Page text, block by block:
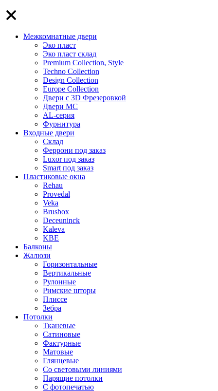
Межкомнатные двери
Эко пласт
Эко пласт склад
Premium Collection, Style
Techno Collection
Design Collection
Europe Collection
Двери с 3D Фрезеровкой
Двери МС
AL-серия
Фурнитура
Входные двери
Склад
Феррони под заказ
Luxor под заказ
Smart под заказ
Пластиковые окна
Rehau
Provedal
Veka
Brusbox
Deceuninck
Kaleva
KBE
Балконы
Жалюзи
Горизонтальные
Вертикальные
Рулонные
Римские шторы
Плиссе
Зебра
Потолки
Тканевые
Сатиновые
Фактурные
Матовые
Глянцевые
Со световыми линиями
Парящие потолки
С фотопечатью